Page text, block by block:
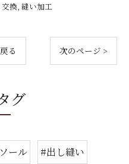
交換 縫い加工
る 次のページ >
グ
ール #出し縫い